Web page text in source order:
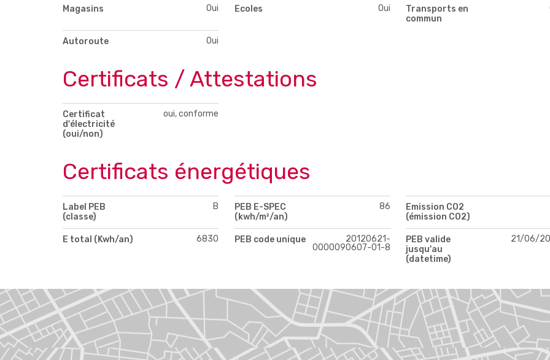
Magasins Oui Ecoles Oui
Transports en
commun
Autoroute Oui
Certificats / Attestations
Certificat
d'électricité
(oui/non)
oui, conforme
Certificats énergétiques
Label PEB
(classe)
B
PEB E-SPEC
(kwh/m²/an)
86
Emission CO2
(émission CO2)
E total (Kwh/an) 6830 PEB code unique
20120621-
0000090607-01-8
PEB valide
jusqu'au
(datetime)
21/06/